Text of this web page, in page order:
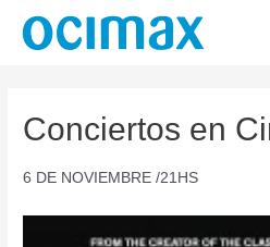
Conciertos en
6 DE NOVIEMBRE /21HS